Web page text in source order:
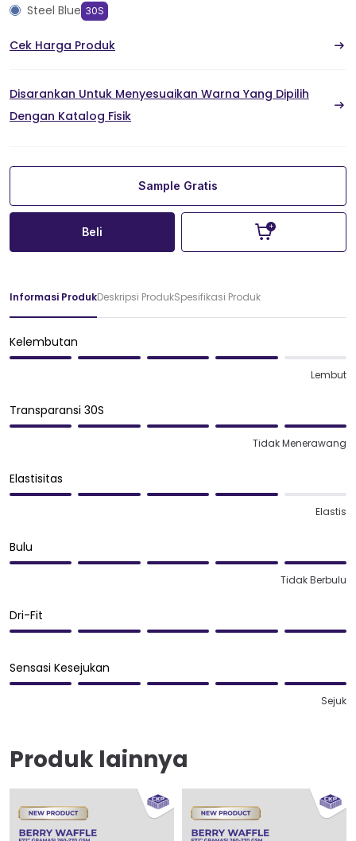
Steel Blue 30S
Cek Harga Produk
Disarankan Untuk Menyesuaikan Warna Yang Dipilih
Dengan Katalog Fisik
Sample Gratis
Beli
Informasi ProdukDeskripsi ProdukSpesifikasi Produk
Kelembutan
Lembut
Transparansi 30S
Tidak Menerawang
Elastisitas
Elastis
Bulu
Tidak Berbulu
Dri-Fit
Sensasi Kesejukan
Sejuk
Produk lainnya